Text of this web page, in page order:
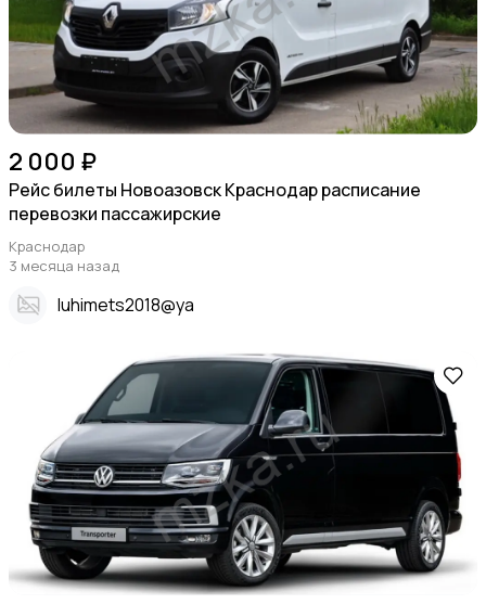
2 000 ₽
Рейс билеты Новоазовск Краснодар расписание
перевозки пассажирские
Краснодар
3 месяца назад
Iuhimets2018@ya